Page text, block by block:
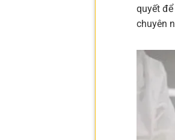
quyết
chuyên